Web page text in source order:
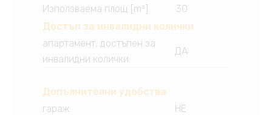
Използваема площ [m²]
30
Достъп за инвалидни колички
апартамент, достъпен за
инвалидни колички:
ДА
Допълнителни удобства
гараж:
НЕ